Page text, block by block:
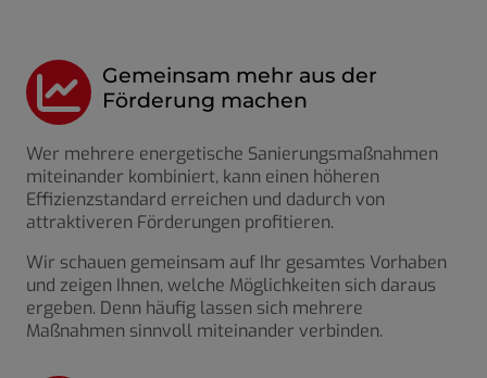
Gemeinsam mehr aus der
Förderung machen
Wer mehrere energetische Sanierungsmaßnahmen
miteinander kombiniert, kann einen höheren
Effizienzstandard erreichen und dadurch von
attraktiveren Förderungen profitieren.
Wir schauen gemeinsam auf Ihr gesamtes Vorhaben
und zeigen Ihnen, welche Möglichkeiten sich daraus
ergeben. Denn häufig lassen sich mehrere
Maßnahmen sinnvoll miteinander verbinden.